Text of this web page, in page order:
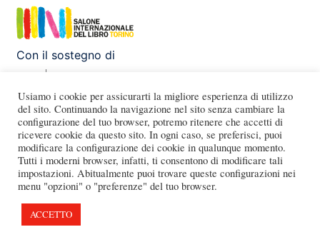
Con il sostegno di
FacebookInstagram
X Youtube
Usiamo i cookie per assicurarti la migliore esperienza di utilizzo
del sito. Continuando la navigazione nel sito senza cambiare la
configurazione del tuo browser, potremo ritenere che accetti di
ricevere cookie da questo sito. In ogni caso, se preferisci, puoi
modificare la configurazione dei cookie in qualunque momento.
Tutti i moderni browser, infatti, ti consentono di modificare tali
impostazioni. Abitualmente puoi trovare queste configurazioni nei
menu "opzioni" o "preferenze" del tuo browser.
ACCETTO